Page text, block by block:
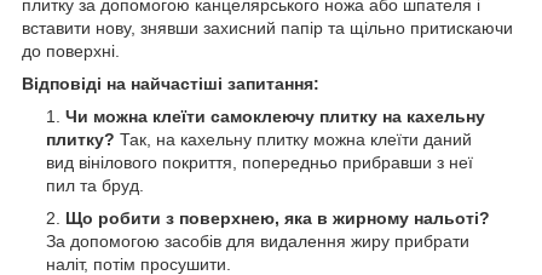
плитку за допомогою канцелярського ножа або шпателя і
вставити нову, знявши захисний папір та щільно притискаючи
до поверхні.
Відповіді на найчастіші запитання:
Чи можна клеїти самоклеючу плитку на кахельну
плитку? Так, на кахельну плитку можна клеїти даний
вид вінілового покриття, попередньо прибравши з неї
пил та бруд.
Що робити з поверхнею, яка в жирному нальоті?
За допомогою засобів для видалення жиру прибрати
наліт, потім просушити.